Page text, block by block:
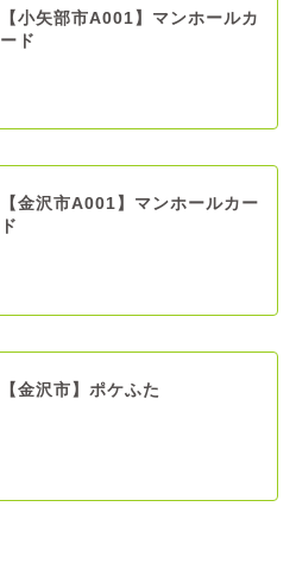
【小矢部市A001】マンホールカ
ード
【金沢市A001】マンホールカー
ド
【金沢市】ポケふた